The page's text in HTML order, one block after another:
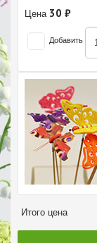
Цена 30 ₽
Добавить
Итого цена